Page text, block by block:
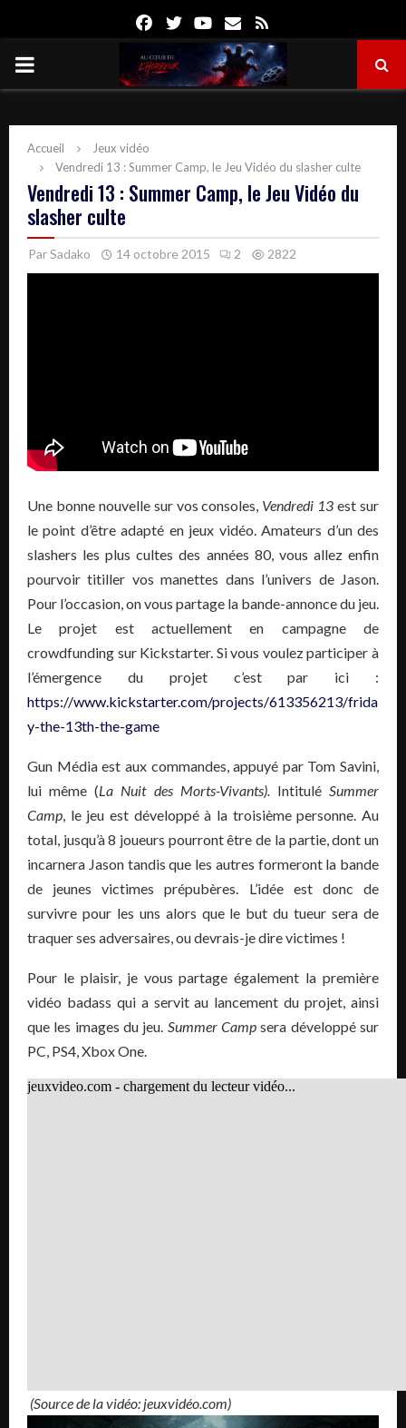
FacebookTwitterYoutube
Email
PRIMARY
Accueil
Jeux vidéo
Vendredi 13 : Summer Camp, le Jeu Vidéo du slasher culte
Vendredi 13 : Summer Camp, le Jeu Vidéo du
slasher culte
ParSadako 14 octobre 2015 2 2822
Une bonne nouvelle sur vos consoles, Vendredi 13 est sur
le point d’être adapté en jeux vidéo. Amateurs d’un des
slashers les plus cultes des années 80, vous allez enfin
pourvoir titiller vos manettes dans l’univers de Jason.
Pour l’occasion, on vous partage la bande-annonce du jeu.
Le projet est actuellement en campagne de
crowdfunding sur Kickstarter. Si vous voulez participer à
l’émergence du projet c’est par ici :
https://www.kickstarter.com/projects/613356213/frida
y-the-13th-the-game
Gun Média est aux commandes, appuyé par Tom Savini,
lui même (La Nuit des Morts-Vivants). IntituléSummer
Camp, le jeu est développé à la troisième personne. Au
total, jusqu’à 8 joueurs pourront être de la partie, dont un
incarnera Jason tandis que les autres formeront la bande
de jeunes victimes prépubères. L’idée est donc de
survivre pour les uns alors que le but du tueur sera de
traquer ses adversaires, ou devrais-je dire victimes !
Pour le plaisir, je vous partage également la première
vidéo badass qui a servit au lancement du projet, ainsi
que les images du jeu. Summer Camp sera développé sur
PC, PS4, Xbox One.
(Source de la vidéo: jeuxvidéo.com)